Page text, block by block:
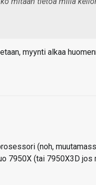
myynti alkaa
(noh,
7950X (tai 7950X3D jos